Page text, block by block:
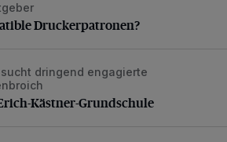
Druckerpatronen?
Druckerpatronen?
Kästner-Grundschule
dringend engagierte
Kästner-Grundschule